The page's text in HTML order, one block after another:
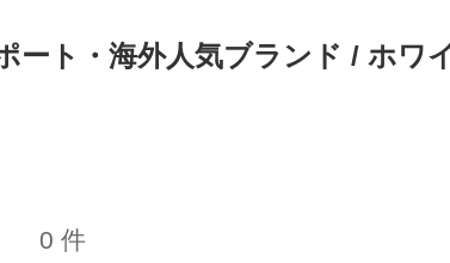
ート・海外人気ブランド / ホワ
0 件